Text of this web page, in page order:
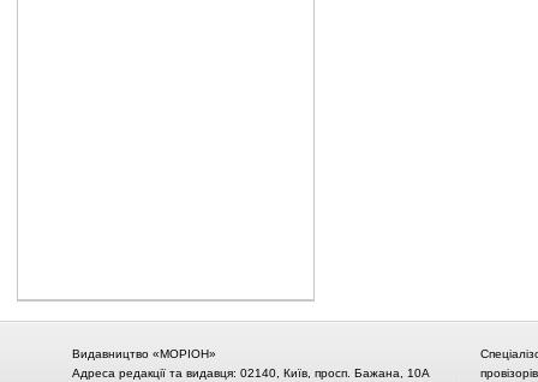
Видавництво «МОРІОН»
Адреса редакції та видавця: 02140, Київ, просп. Бажана, 10А